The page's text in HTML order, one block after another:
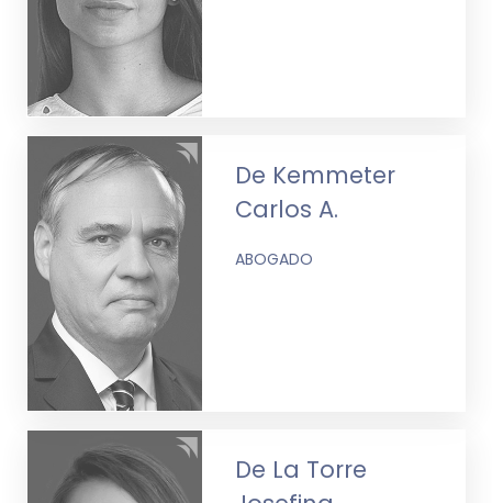
De Kemmeter
Carlos A.
ABOGADO
De La Torre